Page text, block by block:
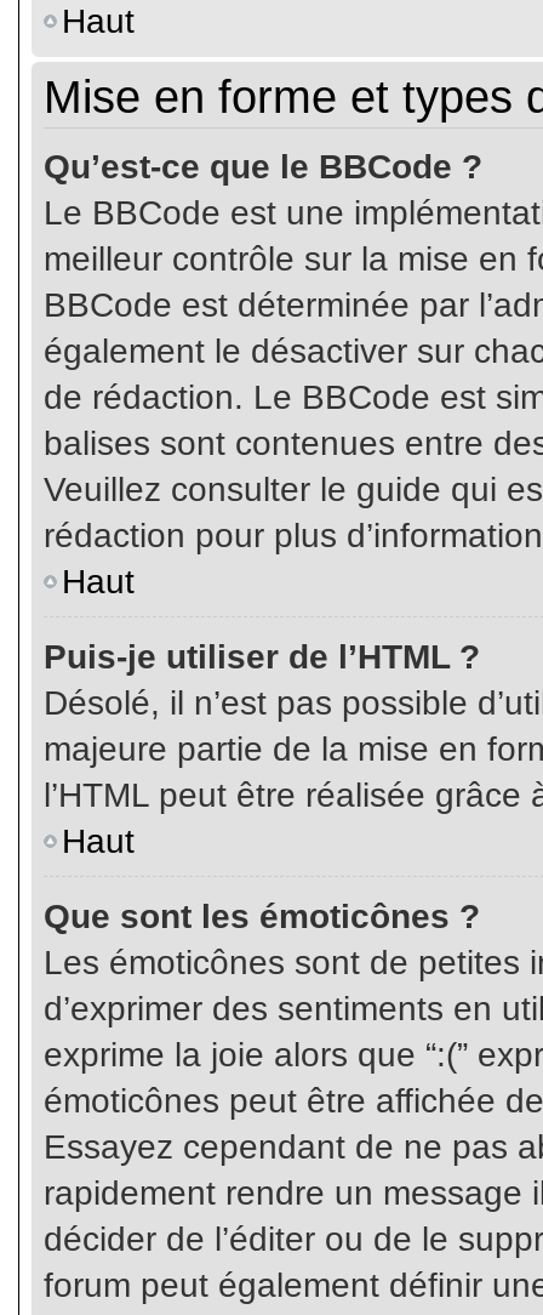
Haut
Mise en forme et types
Qu’est-ce que le BBCode ?
Le BBCode est une
meilleur contrôle sur la mise en
BBCode est déterminée par
également le désactiver sur
de rédaction. Le BBCode est
balises sont contenues entre
Veuillez consulter le guide qui
rédaction pour plus
Haut
Puis-je utiliser de l’HTML ?
Désolé, il n’est pas possible
majeure partie de la mise en
l’HTML peut être réalisée grâce
Haut
Que sont les émoticônes ?
Les émoticônes sont de petites
d’exprimer des sentiments en
exprime la joie alors que “:(”
émoticônes peut être affichée
Essayez cependant de ne pas
rapidement rendre un message
décider de l’éditer ou de le
forum peut également définir